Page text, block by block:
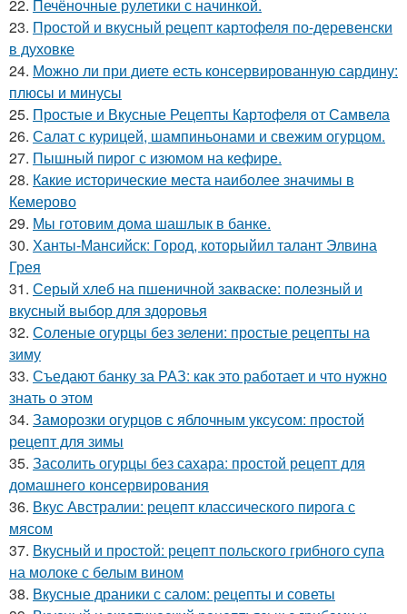
22. Печёночные рулетики с начинкой.
23. Простой и вкусный рецепт картофеля по-деревенски
в духовке
24. Можно ли при диете есть консервированную сардину:
плюсы и минусы
25. Простые и Вкусные Рецепты Картофеля от Самвела
26. Салат с курицей, шампиньонами и свежим огурцом.
27. Пышный пирог с изюмом на кефире.
28. Какие исторические места наиболее значимы в
Кемерово
29. Мы готовим дома шашлык в банке.
30. Ханты-Мансийск: Город, которыйил талант Элвина
Грея
31. Серый хлеб на пшеничной закваске: полезный и
вкусный выбор для здоровья
32. Соленые огурцы без зелени: простые рецепты на
зиму
33. Съедают банку за РАЗ: как это работает и что нужно
знать о этом
34. Заморозки огурцов с яблочным уксусом: простой
рецепт для зимы
35. Засолить огурцы без сахара: простой рецепт для
домашнего консервирования
36. Вкус Австралии: рецепт классического пирога с
мясом
37. Вкусный и простой: рецепт польского грибного супа
на молоке с белым вином
38. Вкусные драники с салом: рецепты и советы